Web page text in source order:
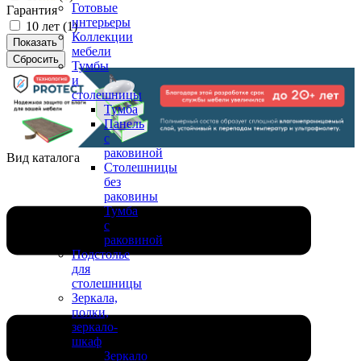
Готовые
интерьеры
Коллекции
мебели
Тумбы
и
столешницы
Тумба
Панель
с
раковиной
Столешницы
без
раковины
Тумба
с
раковиной
Подстолье
для
столешницы
Зеркала,
полки,
зеркало-
шкаф
Зеркало
Гарантия
10 лет (1)
Вид каталога